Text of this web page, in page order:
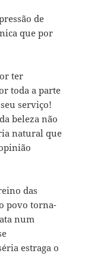
de
que por
ter
toda a parte
serviço!
beleza não
natural que
das
povo torna-
num
estraga o